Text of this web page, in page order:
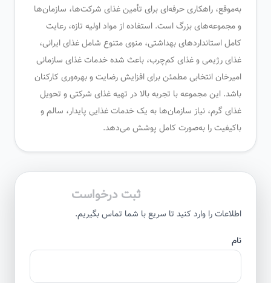
به‌موقع، راهکاری حرفه‌ای برای تأمین غذای شرکت‌ها، سازمان‌ها
و مجموعه‌های بزرگ است. استفاده از مواد اولیه تازه، رعایت
کامل استانداردهای بهداشتی، منوی متنوع شامل غذای ایرانی،
غذای رژیمی و غذای کم‌چرب، باعث شده خدمات غذای سازمانی
امیرخان انتخابی مطمئن برای افزایش رضایت و بهره‌وری کارکنان
باشد. این مجموعه با تجربه بالا در تهیه غذای شرکتی و تحویل
غذای گرم، نیاز سازمان‌ها به یک خدمات غذایی پایدار، سالم و
باکیفیت را به‌صورت کامل پوشش می‌دهد.
ثبت درخواست
اطلاعات را وارد کنید تا سریع با شما تماس بگیریم.